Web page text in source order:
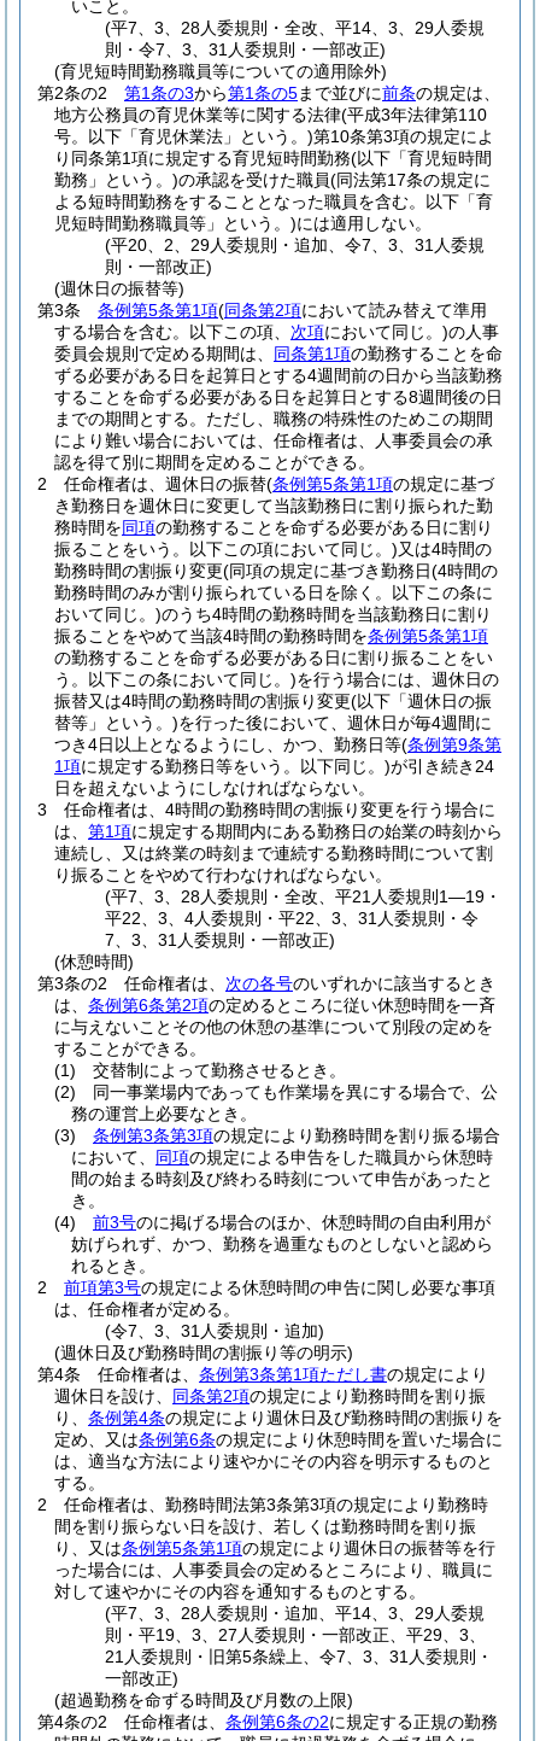
いこと。
(平7、3、28人委規則・全改、平14、3、29人委規
則・令7、3、31人委規則・一部改正)
(育児短時間勤務職員等についての適用除外)
第2条の2
第1条の3から第1条の5まで並びに前条の規定は、
地方公務員の育児休業等に関する法律(平成3年法律第110
号。以下「育児休業法」という。)第10条第3項の規定によ
り同条第1項に規定する育児短時間勤務(以下「育児短時間
勤務」という。)の承認を受けた職員(同法第17条の規定に
よる短時間勤務をすることとなった職員を含む。以下「育
児短時間勤務職員等」という。)には適用しない。
(平20、2、29人委規則・追加、令7、3、31人委規
則・一部改正)
(週休日の振替等)
第3条
条例第5条第1項(同条第2項において読み替えて準用
する場合を含む。以下この項、 次項において同じ。)の人事
委員会規則で定める期間は、 同条第1項の勤務することを命
ずる必要がある日を起算日とする4週間前の日から当該勤務
することを命ずる必要がある日を起算日とする8週間後の日
までの期間とする。 ただし、職務の特殊性のためこの期間
により難い場合においては、任命権者は、人事委員会の承
認を得て別に期間を定めることができる。
2
任命権者は、週休日の振替(条例第5条第1項の規定に基づ
き勤務日を週休日に変更して当該勤務日に割り振られた勤
務時間を同項の勤務することを命ずる必要がある日に割り
振ることをいう。以下この項において同じ。)又は4時間の
勤務時間の割振り変更(同項の規定に基づき勤務日(4時間の
勤務時間のみが割り振られている日を除く。以下この条に
おいて同じ。)のうち4時間の勤務時間を当該勤務日に割り
振ることをやめて当該4時間の勤務時間を条例第5条第1項
の勤務することを命ずる必要がある日に割り振ることをい
う。以下この条において同じ。)を行う場合には、週休日の
振替又は4時間の勤務時間の割振り変更(以下「週休日の振
替等」という。)を行った後において、週休日が毎4週間に
つき4日以上となるようにし、かつ、勤務日等(条例第9条第
1項に規定する勤務日等をいう。以下同じ。)が引き続き24
日を超えないようにしなければならない。
3
任命権者は、4時間の勤務時間の割振り変更を行う場合に
は、 第1項に規定する期間内にある勤務日の始業の時刻から
連続し、又は終業の時刻まで連続する勤務時間について割
り振ることをやめて行わなければならない。
(平7、3、28人委規則・全改、平21人委規則1―19・
平22、3、4人委規則・平22、3、31人委規則・令
7、3、31人委規則・一部改正)
(休憩時間)
第3条の2
任命権者は、 次の各号のいずれかに該当するとき
は、 条例第6条第2項の定めるところに従い休憩時間を一斉
に与えないことその他の休憩の基準について別段の定めを
することができる。
(1)
交替制によって勤務させるとき。
(2)
同一事業場内であっても作業場を異にする場合で、公
務の運営上必要なとき。
(3)
条例第3条第3項の規定により勤務時間を割り振る場合
において、 同項の規定による申告をした職員から休憩時
間の始まる時刻及び終わる時刻について申告があったと
き。
(4)
前3号のに掲げる場合のほか、休憩時間の自由利用が
妨げられず、かつ、勤務を過重なものとしないと認めら
れるとき。
2
前項第3号の規定による休憩時間の申告に関し必要な事項
は、任命権者が定める。
(令7、3、31人委規則・追加)
(週休日及び勤務時間の割振り等の明示)
第4条
任命権者は、 条例第3条第1項ただし書の規定により
週休日を設け、 同条第2項の規定により勤務時間を割り振
り、 条例第4条の規定により週休日及び勤務時間の割振りを
定め、又は条例第6条の規定により休憩時間を置いた場合に
は、適当な方法により速やかにその内容を明示するものと
する。
2
任命権者は、勤務時間法第3条第3項の規定により勤務時
間を割り振らない日を設け、若しくは勤務時間を割り振
り、又は条例第5条第1項の規定により週休日の振替等を行
った場合には、人事委員会の定めるところにより、職員に
対して速やかにその内容を通知するものとする。
(平7、3、28人委規則・追加、平14、3、29人委規
則・平19、3、27人委規則・一部改正、平29、3、
21人委規則・旧第5条繰上、令7、3、31人委規則・
一部改正)
(超過勤務を命ずる時間及び月数の上限)
第4条の2
任命権者は、 条例第6条の2に規定する正規の勤務